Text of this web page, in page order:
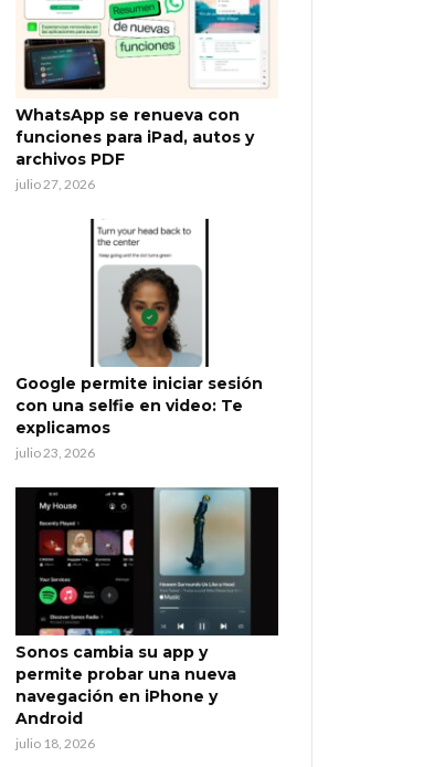
WhatsApp se renueva con
funciones para iPad, autos y
archivos PDF
julio 27, 2026
Google permite iniciar sesión
con una selfie en video: Te
explicamos
julio 23, 2026
Sonos cambia su app y
permite probar una nueva
navegación en iPhone y
Android
julio 18, 2026